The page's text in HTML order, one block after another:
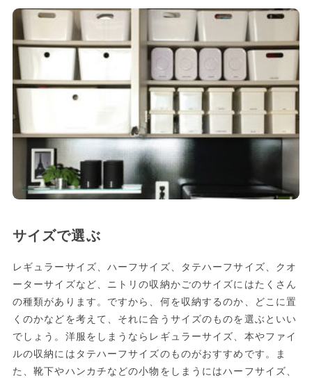
サイズで選ぶ
レギュラーサイズ、ハーフサイズ、タテハーフサイズ、クオ
ーターサイズなど、ニトリの収納かごのサイズにはたくさん
の種類があります。ですから、何を収納するのか、どこに置
くのかなどを考えて、それに合うサイズのものを選ぶといい
でしょう。洋服をしまうならレギュラーサイズ、本やファイ
ルの収納にはタテハーフサイズのものがおすすめです。ま
た、靴下やハンカチなどの小物をしまうにはハーフサイズ、